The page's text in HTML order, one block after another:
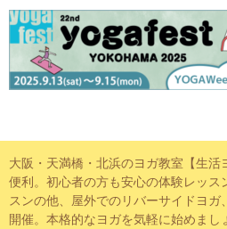
大阪・天満橋・北浜のヨガ教室【生
便利。初心者の方も安心の体験レッス
スンの他、屋外でのリバーサイドヨガ
開催。本格的なヨガを気軽に始めまし